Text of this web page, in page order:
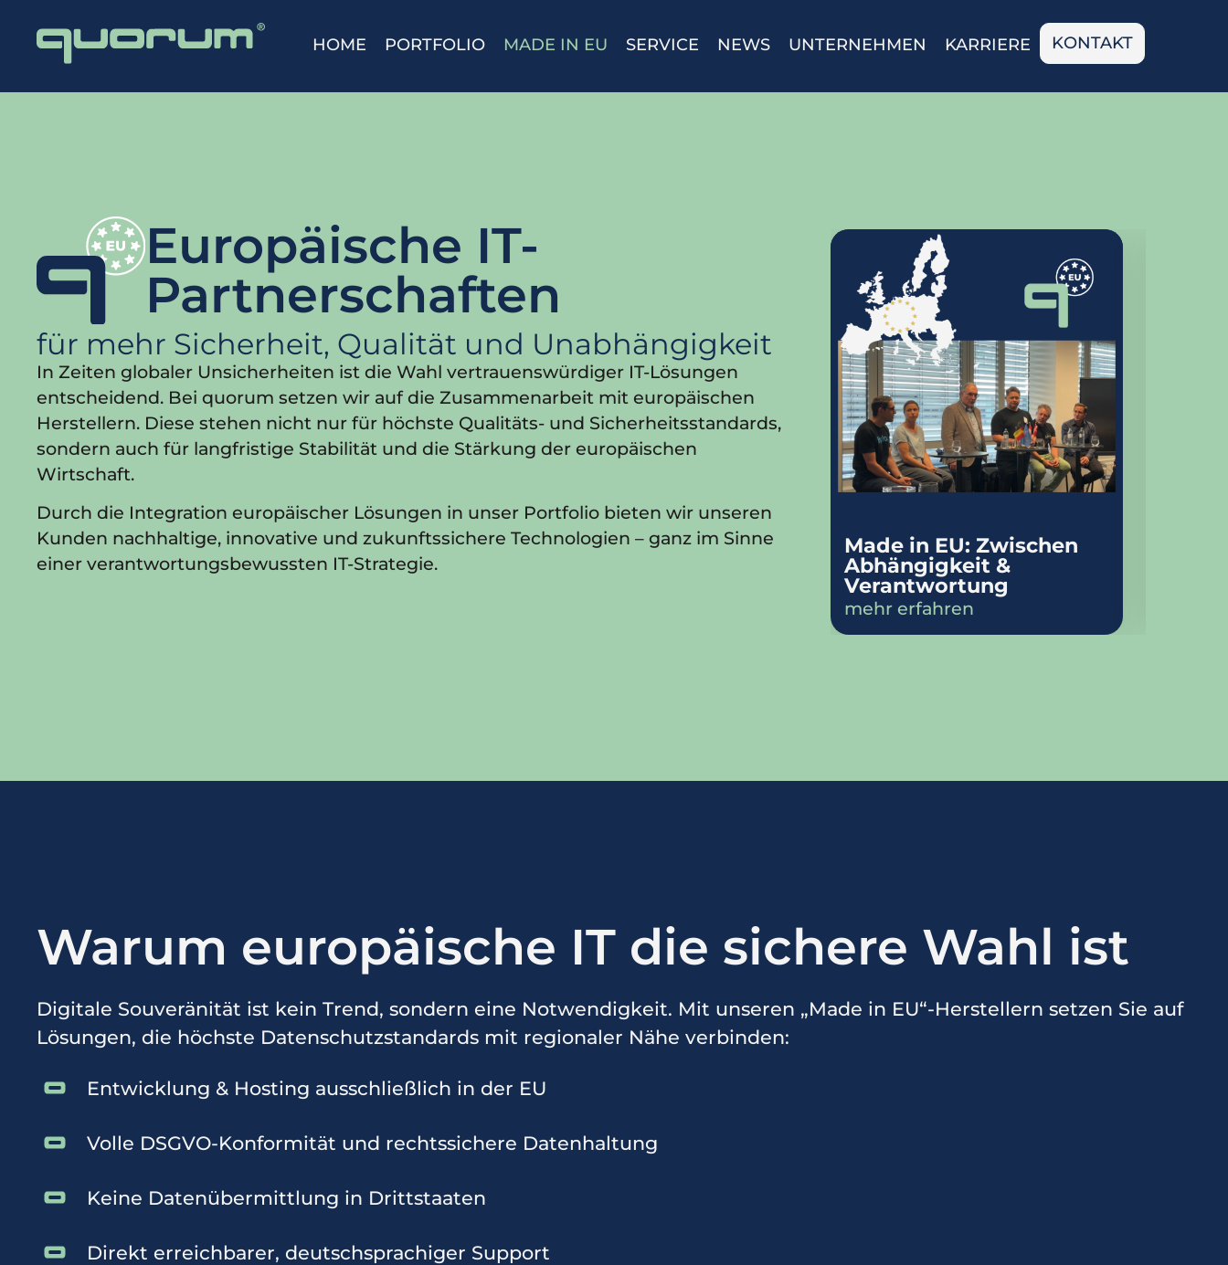
HOME PORTFOLIO MADE IN EU SERVICE NEWS UNTERNEHMEN KARRIERE KONTAKT
Europäische IT-
Partnerschaften
für mehr Sicherheit, Qualität und Unabhängigkeit
In Zeiten globaler Unsicherheiten ist die Wahl vertrauenswürdiger IT-Lösungen
entscheidend. Bei quorum setzen wir auf die Zusammenarbeit mit europäischen
Herstellern. Diese stehen nicht nur für höchste Qualitäts- und Sicherheitsstandards,
sondern auch für langfristige Stabilität und die Stärkung der europäischen
Wirtschaft.
Durch die Integration europäischer Lösungen in unser Portfolio bieten wir unseren
Kunden nachhaltige, innovative und zukunftssichere Technologien – ganz im Sinne
einer verantwortungsbewussten IT-Strategie.
Made in EU: Zwischen
Abhängigkeit &
Verantwortung
mehr erfahren
Warum europäische IT die sichere Wahl ist
Digitale Souveränität ist kein Trend, sondern eine Notwendigkeit. Mit unseren „Made in EU“-Herstellern setzen Sie auf
Lösungen, die höchste Datenschutzstandards mit regionaler Nähe verbinden:
Entwicklung & Hosting ausschließlich in der EU
Volle DSGVO-Konformität und rechtssichere Datenhaltung
Keine Datenübermittlung in Drittstaaten
Direkt erreichbarer, deutschsprachiger Support